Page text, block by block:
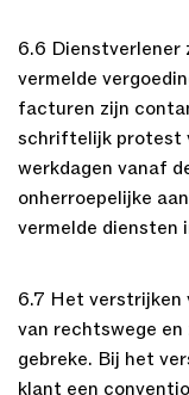
6.6 Dienstverlener
vermelde
facturen zijn
schriftelijk protest
werkdagen vanaf
onherroepelijke
vermelde diensten
6.7 Het verstrijken
van rechtswege en
gebreke. Bij het
klant een